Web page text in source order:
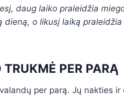
daug laiko praleidžia
dieną, o likusį laiką
PER PARĄ
per parą. Jų nakties